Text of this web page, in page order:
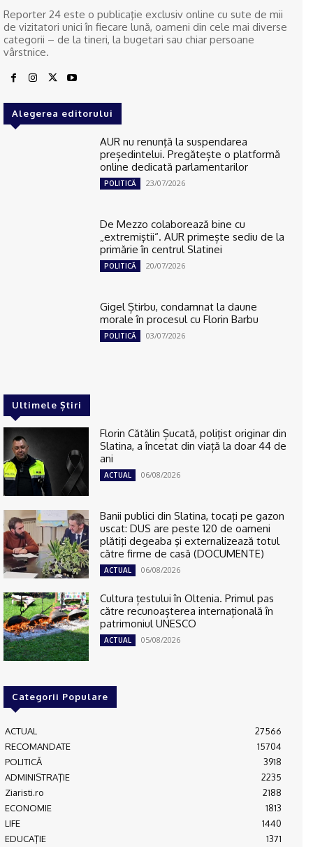
Reporter 24 este o publicaţie exclusiv online cu sute de mii
de vizitatori unici în fiecare lună, oameni din cele mai diverse
categorii – de la tineri, la bugetari sau chiar persoane
vârstnice.
Alegerea editorului
AUR nu renunţă la suspendarea
președintelui. Pregătește o platformă
online dedicată parlamentarilor
POLITICĂ 23/07/2026
De Mezzo colaborează bine cu
„extremiştii“. AUR primește sediu de la
primărie în centrul Slatinei
POLITICĂ 20/07/2026
Gigel Știrbu, condamnat la daune
morale în procesul cu Florin Barbu
POLITICĂ 03/07/2026
Ultimele Știri
Florin Cătălin Șucată, poliţist originar din
Slatina, a încetat din viață la doar 44 de
ani
ACTUAL 06/08/2026
Banii publici din Slatina, tocaţi pe gazon
uscat: DUS are peste 120 de oameni
plătiţi degeaba şi externalizează totul
către firme de casă (DOCUMENTE)
ACTUAL 06/08/2026
Cultura țestului în Oltenia. Primul pas
către recunoașterea internațională în
patrimoniul UNESCO
ACTUAL 05/08/2026
Categorii Populare
ACTUAL
27566
RECOMANDATE
15704
POLITICĂ
3918
ADMINISTRAŢIE
2235
Ziaristi.ro
2188
ECONOMIE
1813
LIFE
1440
EDUCAŢIE
1371